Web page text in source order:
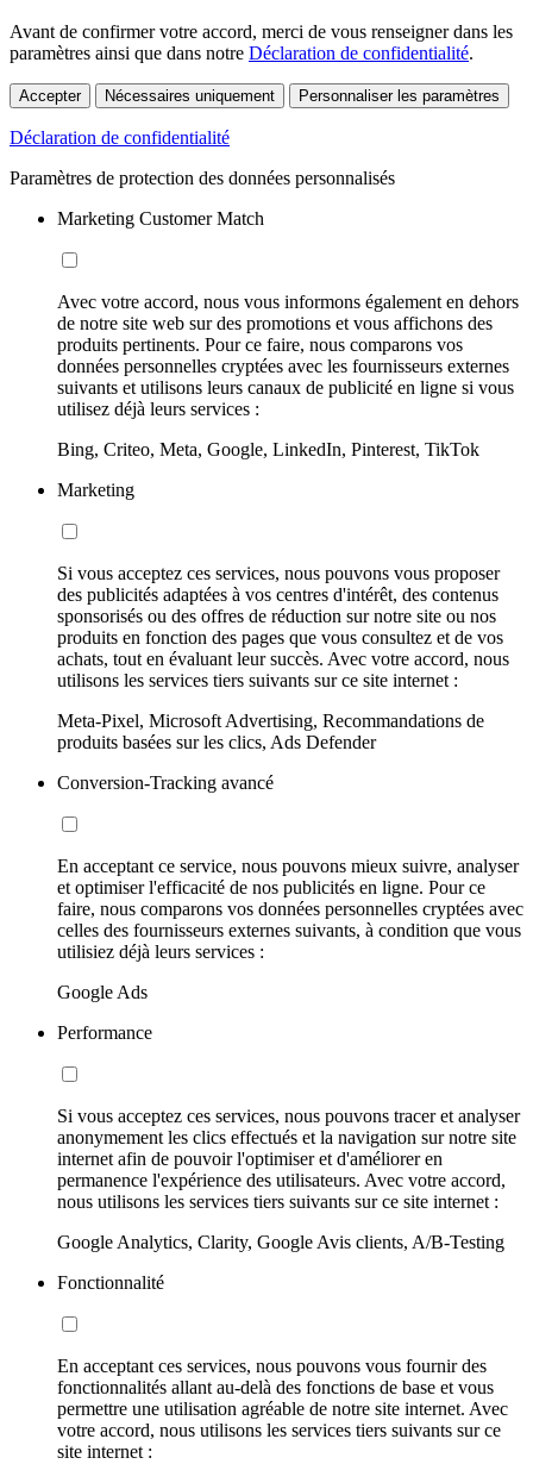
Avant de confirmer votre accord, merci de vous renseigner dans les
paramètres ainsi que dans notre Déclaration de confidentialité.
Accepter Nécessaires uniquement Personnaliser les paramètres
Déclaration de confidentialité
Paramètres de protection des données personnalisés
Marketing Customer Match
Avec votre accord, nous vous informons également en dehors
de notre site web sur des promotions et vous affichons des
produits pertinents. Pour ce faire, nous comparons vos
données personnelles cryptées avec les fournisseurs externes
suivants et utilisons leurs canaux de publicité en ligne si vous
utilisez déjà leurs services :
Bing, Criteo, Meta, Google, LinkedIn, Pinterest, TikTok
Marketing
Si vous acceptez ces services, nous pouvons vous proposer
des publicités adaptées à vos centres d'intérêt, des contenus
sponsorisés ou des offres de réduction sur notre site ou nos
produits en fonction des pages que vous consultez et de vos
achats, tout en évaluant leur succès. Avec votre accord, nous
utilisons les services tiers suivants sur ce site internet :
Meta-Pixel, Microsoft Advertising, Recommandations de
produits basées sur les clics, Ads Defender
Conversion-Tracking avancé
En acceptant ce service, nous pouvons mieux suivre, analyser
et optimiser l'efficacité de nos publicités en ligne. Pour ce
faire, nous comparons vos données personnelles cryptées avec
celles des fournisseurs externes suivants, à condition que vous
utilisiez déjà leurs services :
Google Ads
Performance
Si vous acceptez ces services, nous pouvons tracer et analyser
anonymement les clics effectués et la navigation sur notre site
internet afin de pouvoir l'optimiser et d'améliorer en
permanence l'expérience des utilisateurs. Avec votre accord,
nous utilisons les services tiers suivants sur ce site internet :
Google Analytics, Clarity, Google Avis clients, A/B-Testing
Fonctionnalité
En acceptant ces services, nous pouvons vous fournir des
fonctionnalités allant au-delà des fonctions de base et vous
permettre une utilisation agréable de notre site internet. Avec
votre accord, nous utilisons les services tiers suivants sur ce
site internet :